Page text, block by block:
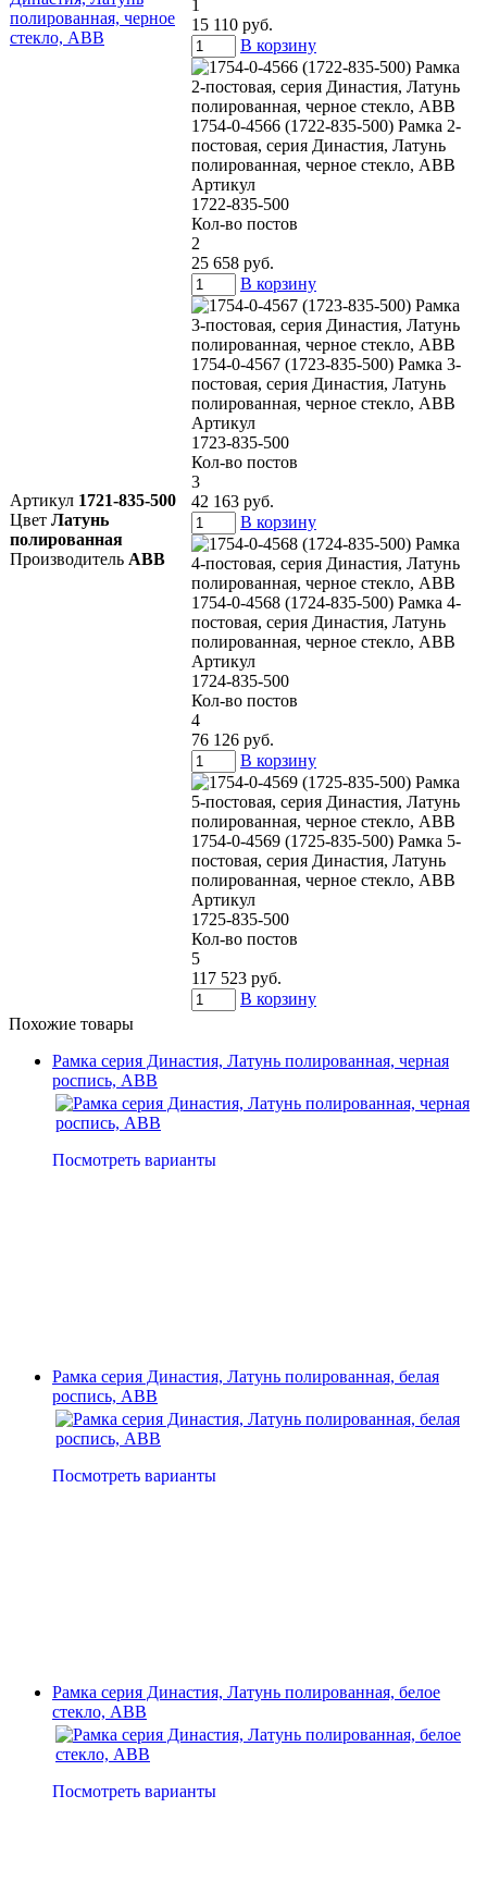
1
15 110 руб.
В корзину
1754-0-4566 (1722-835-500) Рамка 2-
постовая, серия Династия, Латунь
полированная, черное стекло, ABB
Артикул
1722-835-500
Кол-во постов
2
25 658 руб.
В корзину
1754-0-4567 (1723-835-500) Рамка 3-
постовая, серия Династия, Латунь
полированная, черное стекло, ABB
Артикул
1723-835-500
Кол-во постов
3
42 163 руб.
В корзину
1754-0-4568 (1724-835-500) Рамка 4-
постовая, серия Династия, Латунь
полированная, черное стекло, ABB
Артикул
1724-835-500
Кол-во постов
4
76 126 руб.
В корзину
1754-0-4569 (1725-835-500) Рамка 5-
постовая, серия Династия, Латунь
полированная, черное стекло, ABB
Артикул
1725-835-500
Кол-во постов
5
117 523 руб.
В корзину
Артикул 1721-835-500
Цвет Латунь
полированная
Производитель ABB
Похожие товары
Рамка серия Династия, Латунь полированная, черная
роспись, ABB
Посмотреть варианты
Рамка серия Династия, Латунь полированная, белая
роспись, ABB
Посмотреть варианты
Рамка серия Династия, Латунь полированная, белое
стекло, ABB
Посмотреть варианты